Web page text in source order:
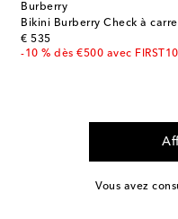
Burberry
€ 535
original price
-10 % dès €500 avec FIRST10
Vous avez